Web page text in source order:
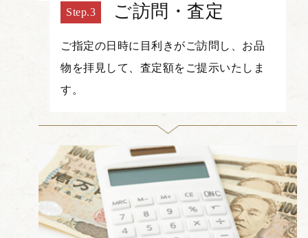
ご訪問・査定
ご指定の日時に目利きがご訪問し、お品
物を拝見して、査定額をご提示いたしま
す。